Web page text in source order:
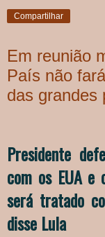
Compartilhar
Em reunião
País não
das grandes
Presidente
com os EUA e
será tratado
disse Lula